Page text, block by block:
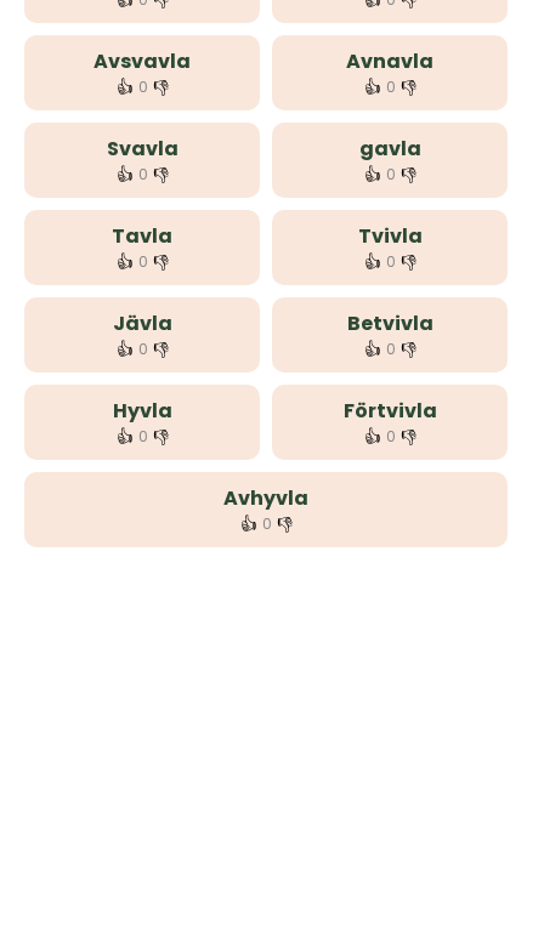
Avsvavla
👍 0 👎
Avnavla
👍 0 👎
Svavla
👍 0 👎
gavla
👍 0 👎
Tavla
👍 0 👎
Tvivla
👍 0 👎
Jävla
👍 0 👎
Betvivla
👍 0 👎
Hyvla
👍 0 👎
Förtvivla
👍 0 👎
Avhyvla
👍 0 👎